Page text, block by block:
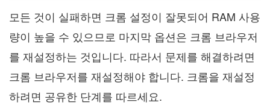
모든 것이 실패하면 크롬 설정이 잘못되어 RAM 사용
량이 높을 수 있으므로 마지막 옵션은 크롬 브라우저
를 재설정하는 것입니다. 따라서 문제를 해결하려면
크롬 브라우저를 재설정해야 합니다. 크롬을 재설정
하려면 공유한 단계를 따르세요.